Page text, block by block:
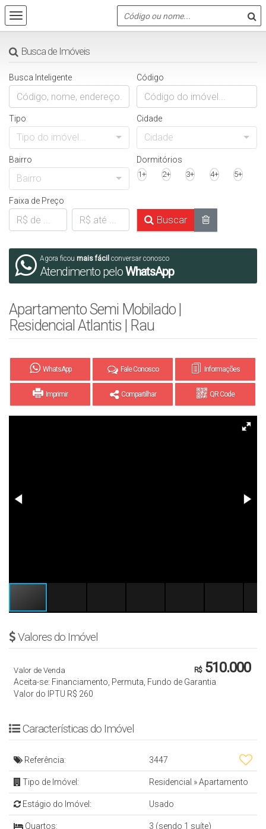
Busca de Imóveis
Busca Inteligente Código
Tipo
Tipo do imóvel...
Cidade
Cidade
Bairro
Bairro
Dormitórios
1+ 2+ 3+ 4+ 5+
Faixa de Preço
Buscar
Agora ficou mais fácil conversar conosco
Atendimento peloWhatsApp
Apartamento Semi Mobilado |
Residencial Atlantis | Rau
WhatsApp Fale Conosco Informações
Imprimir Compartilhar QR Code
Valores do Imóvel
R$510.000
Valor de Venda
Aceita-se: Financiamento, Permuta, Fundo de Garantia
Valor do IPTU R$ 260
Características do Imóvel
Referência: 3447
Tipo de Imóvel: Residencial »Apartamento
Estágio do Imóvel: Usado
Quartos: 3 (sendo 1 suíte)